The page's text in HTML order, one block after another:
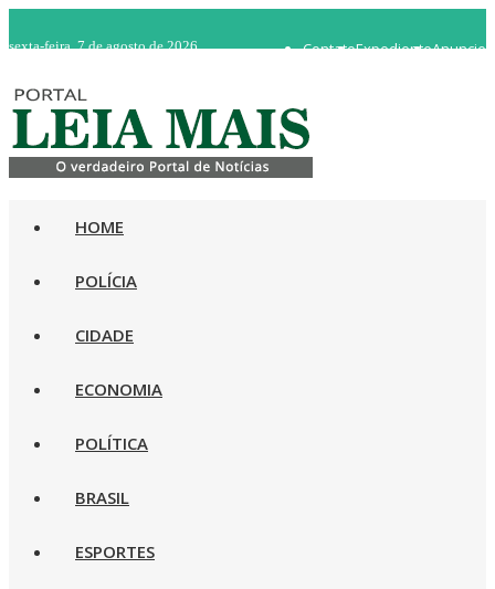
sexta-feira, 7 de agosto de 2026 Anuncie
Expediente
Contato
HOME
POLÍCIA
CIDADE
ECONOMIA
POLÍTICA
BRASIL
ESPORTES